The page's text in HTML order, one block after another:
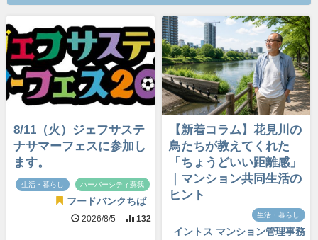
8/11（火）ジェフサステ
ナサマーフェスに参加し
ます。
生活・暮らし ハーバーシティ蘇我
フードバンクちば
2026/8/5 132
【新着コラム】花見川の
鳥たちが教えてくれた
「ちょうどいい距離感」
｜マンション共同生活の
ヒント
生活・暮らし
イントス マンション管理事務